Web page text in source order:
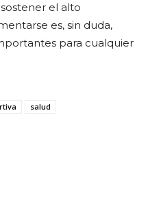
el alto
es, sin duda,
para cualquier
salud